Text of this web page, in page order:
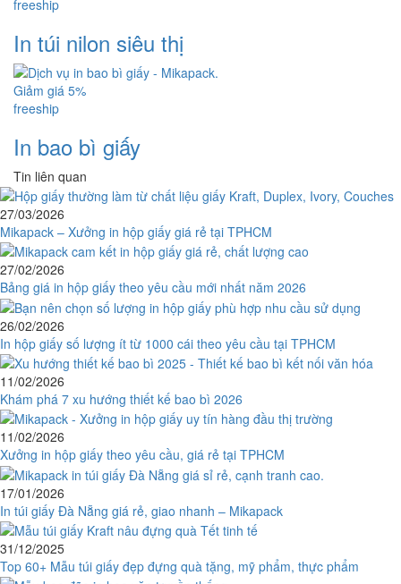
freeship
In túi nilon siêu thị
Giảm giá 5%
freeship
In bao bì giấy
Tin liên quan
27/03/2026
Mikapack – Xưởng in hộp giấy giá rẻ tại TPHCM
27/02/2026
Bảng giá in hộp giấy theo yêu cầu mới nhất năm 2026
26/02/2026
In hộp giấy số lượng ít từ 1000 cái theo yêu cầu tại TPHCM
11/02/2026
Khám phá 7 xu hướng thiết kế bao bì 2026
11/02/2026
Xưởng in hộp giấy theo yêu cầu, giá rẻ tại TPHCM
17/01/2026
In túi giấy Đà Nẵng giá rẻ, giao nhanh – Mikapack
31/12/2025
Top 60+ Mẫu túi giấy đẹp đựng quà tặng, mỹ phẩm, thực phẩm